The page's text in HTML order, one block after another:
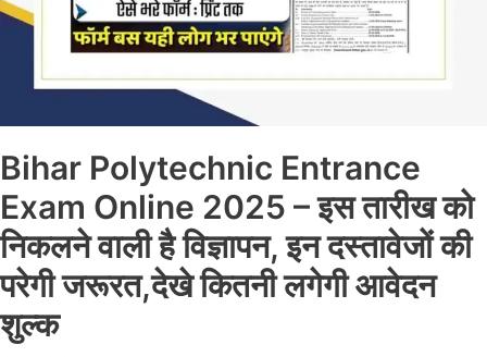
Bihar Polytechnic Entrance
Exam Online 2025 – इस तारीख को
निकलने वाली है विज्ञापन, इन दस्तावेजों की
परेगी जरूरत,देखे कितनी लगेगी आवेदन
शुल्क